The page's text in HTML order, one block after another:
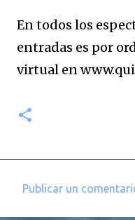
En todos los
entradas es por
virtual en
Publicar un